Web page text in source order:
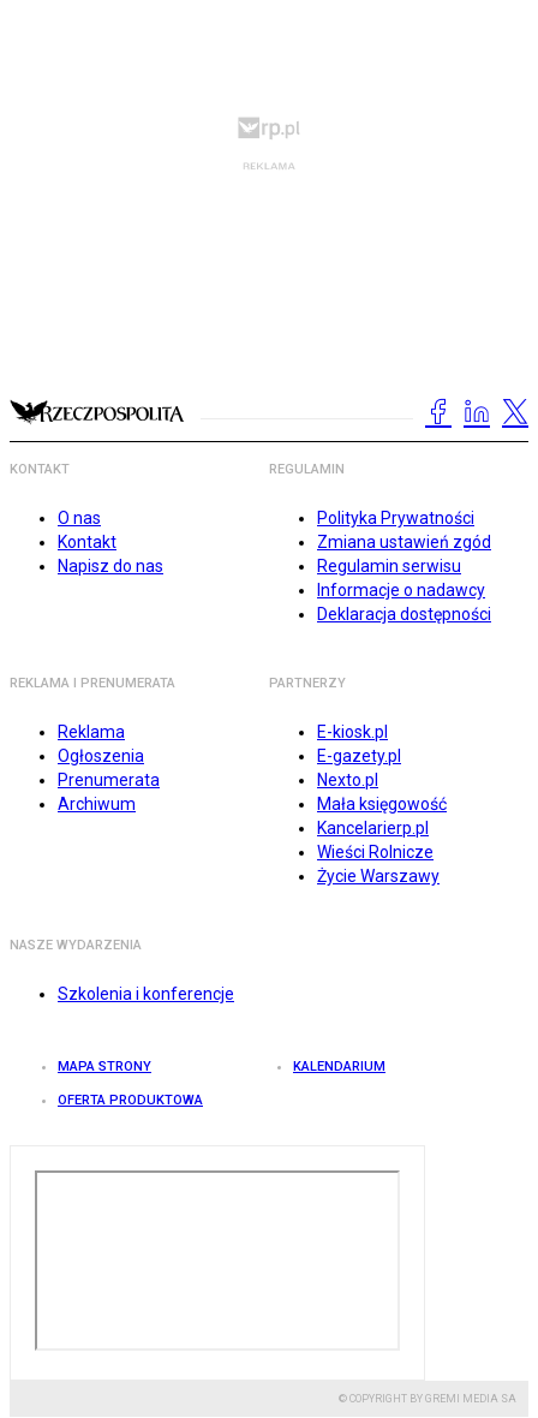
KONTAKT
O nas
Kontakt
Napisz do nas
REGULAMIN
Polityka Prywatności
Zmiana ustawień zgód
Regulamin serwisu
Informacje o nadawcy
Deklaracja dostępności
REKLAMA I PRENUMERATA
Reklama
Ogłoszenia
Prenumerata
Archiwum
PARTNERZY
E-kiosk.pl
E-gazety.pl
Nexto.pl
Mała księgowość
Kancelarierp.pl
Wieści Rolnicze
Życie Warszawy
NASZE WYDARZENIA
Szkolenia i konferencje
MAPA STRONY KALENDARIUM
OFERTA PRODUKTOWA
© COPYRIGHT BY GREMI MEDIA SA